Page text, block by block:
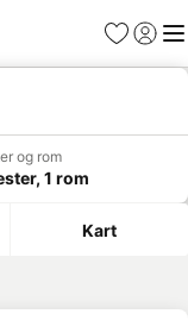
Favoritter
Logg
og rom
1 rom
Kart